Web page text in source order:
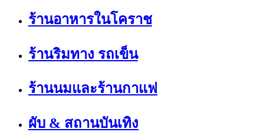
ร้านอาหารในโคราช
ร้านริมทาง รถเข็น
ร้านนมและร้านกาแฟ
ผับ & สถานบันเทิง